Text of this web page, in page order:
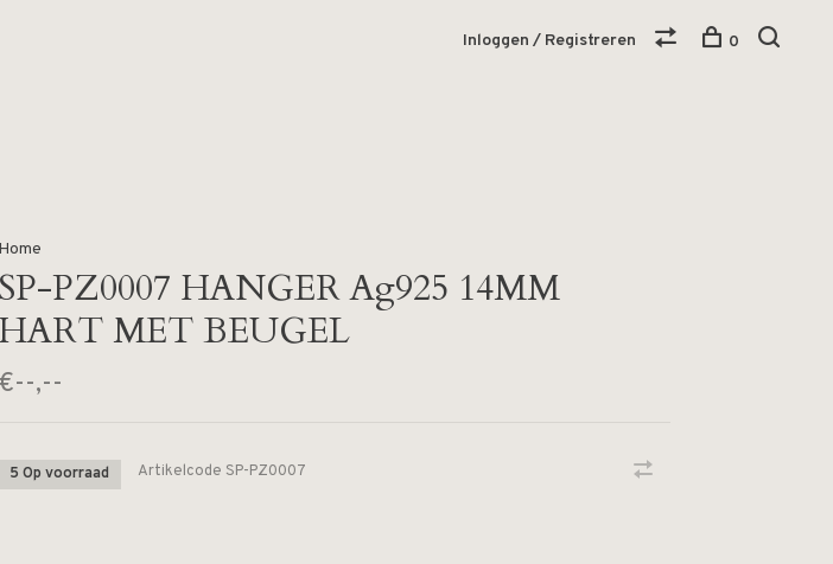
Inloggen / Registreren 0
Home
SP-PZ0007 HANGER Ag925 14MM
HART MET BEUGEL
€--,--
5 Op voorraad Artikelcode SP-PZ0007